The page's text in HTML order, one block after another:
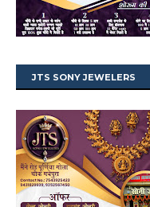
JTS SONY JEWELERS